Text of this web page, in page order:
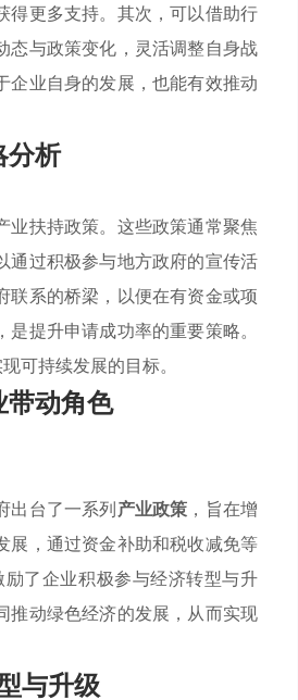
得更多支持。其次，可以借助行
态与政策变化，灵活调整自身战
企业自身的发展，也能有效推动
分析
业扶持政策。这些政策通常聚焦
通过积极参与地方政府的宣传活
联系的桥梁，以便在有资金或项
提升申请成功率的重要策略。
可持续发展的目标。
带动角色
出台了一系列产业政策 ，旨在增
展，通过资金补助和税收减免等
了企业积极参与经济转型与升
推动绿色经济的发展，从而实现
与升级